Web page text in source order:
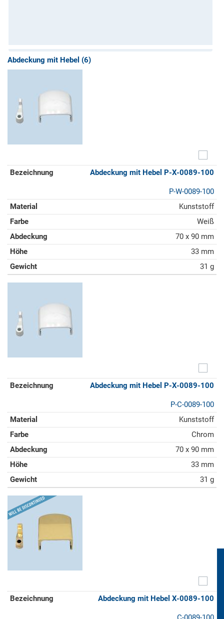
Abdeckung mit Hebel (6)
Abdeckung mit Hebel P-X-0089-100
P-W-0089-100
Kunststoff
Weiß
70 x 90 mm
33 mm
31 g
Abdeckung mit Hebel P-X-0089-100
P-C-0089-100
Kunststoff
Chrom
70 x 90 mm
33 mm
31 g
Abdeckung mit Hebel X-0089-100